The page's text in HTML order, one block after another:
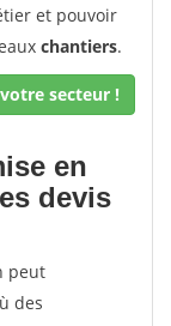
et pouvoir
chantiers.
secteur !
en
devis
peut
des